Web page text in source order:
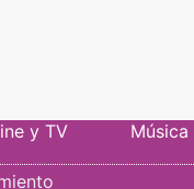
y TV Música